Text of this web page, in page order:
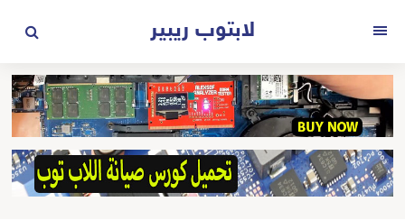
المحتوى
لابتوب ريبير